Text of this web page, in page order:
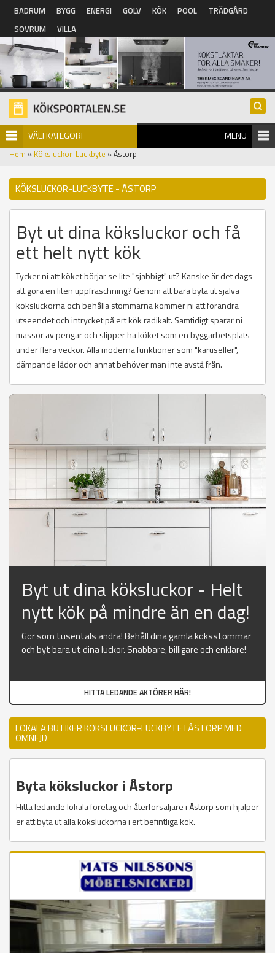
Hoppa till huvudinnehåll
BADRUM BYGG ENERGI GOLV KÖK POOL
TRÄDGÅRD
SOVRUM
VILLA
VÄLJ KATEGORI MENU
Hem » Köksluckor-Luckbyte » Åstorp
KÖKSLUCKOR-LUCKBYTE - ÅSTORP
Byt ut dina köksluckor och få
ett helt nytt kök
Tycker ni att köket börjar se lite "sjabbigt" ut? Kanske är det dags
att göra en liten uppfräschning? Genom att bara byta ut själva
köksluckorna och behålla stommarna kommer ni att förändra
utseendet och intrycket på ert kök radikalt. Samtidigt sparar ni
massor av pengar och slipper ha köket som en byggarbetsplats
under flera veckor. Alla moderna funktioner som "karuseller",
dämpande lådor och annat behöver man inte avstå från.
Byt ut dina köksluckor - Helt
nytt kök på mindre än en dag!
Gör som tusentals andra! Behåll dina gamla köksstommar
och byt bara ut dina luckor. Snabbare, billigare och enklare!
HITTA LEDANDE AKTÖRER HÄR!
LOKALA BUTIKER KÖKSLUCKOR-LUCKBYTE I ÅSTORP MED
OMNEJD
Byta köksluckor i Åstorp
Hitta ledande lokala företag och återförsäljare i Åstorp som hjälper
er att byta ut alla köksluckorna i ert befintliga kök.